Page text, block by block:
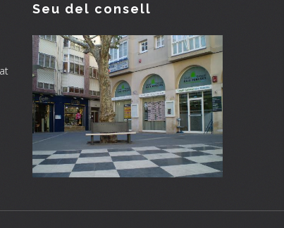
Seu del consell